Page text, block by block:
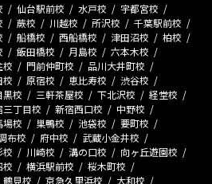
仙台駅前校 水戸校
宇都宮校
蕨校 川越校 所沢校
千葉駅前校
船橋校 西船橋校 津田沼校
柏校
飯田橋校 月島校
六本木校
校 門前仲町校
品川大井町校
校 原宿校 恵比寿校
渋谷校
黒校 三軒茶屋校 下北沢校
経堂校
三丁目校 新宿西口校
中野校
場校 巣鴨校 池袋校
要町校
布校 府中校
武蔵小金井校
校 川崎校 溝の口校
向ヶ丘遊園校
校 横浜駅前校
桜木町校
鶴見校 京急久里浜校
大和校